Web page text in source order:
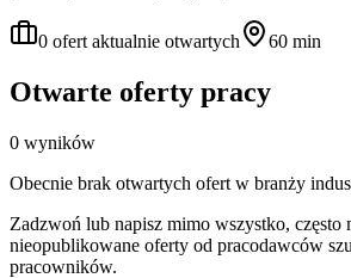
0 ofert aktualnie otwartych 60 min
Otwarte oferty pracy
0 wyników
Obecnie brak otwartych ofert w branży
Zadzwoń lub napisz mimo wszystko, często
nieopublikowane oferty od pracodawców
pracowników.